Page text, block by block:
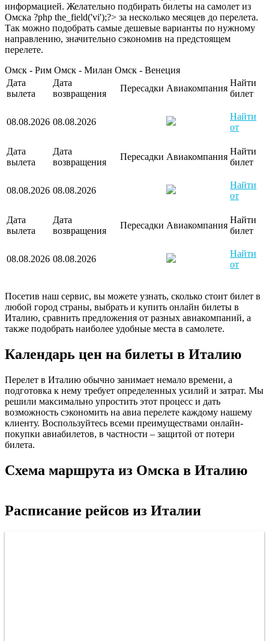
информацией. Желательно подбирать билеты на самолет из
Омска ?php the_field('vi');?> за несколько месяцев до перелета.
Так можно подобрать самые дешевые варианты по нужному
направлению, значительно сэкономив на предстоящем
перелете.
Омск - Рим Омск - Милан Омск - Венеция
Дата
вылета
Дата
возвращения
Пересадки Авиакомпания
Найти
билет
08.08.2026 08.08.2026
Найти
от
Дата
вылета
Дата
возвращения
Пересадки Авиакомпания
Найти
билет
08.08.2026 08.08.2026
Найти
от
Дата
вылета
Дата
возвращения
Пересадки Авиакомпания
Найти
билет
08.08.2026 08.08.2026
Найти
от
Посетив наш сервис, вы можете узнать, сколько стоит билет в
любой город страны, выбрать и купить онлайн билеты в
Италию, сравнить предложения от разных авиакомпаний, а
также подобрать наиболее удобные места в самолете.
Календарь цен на билеты в Италию
Перелет в Италию обычно занимает немало времени, а
подготовка к нему требует определенных усилий и затрат. Мы
решили максимально упростить этот процесс и дать
возможность сэкономить на авиа перелете каждому нашему
клиенту. Воспользуйтесь всеми преимуществами онлайн-
покупки авиабилетов, в частности – защитой от потери
билета.
Схема маршрута из Омска в Италию
Омск
Расписание рейсов из Италии